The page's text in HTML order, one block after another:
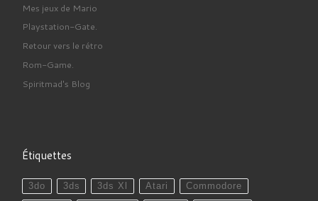
Mes jeux de Mario
Playstation-Gate.
Retour vers le rétro
Rom-Game.
Spiritmad's Blog
Étiquettes
3do 3ds 3ds Xl Atari Commodore